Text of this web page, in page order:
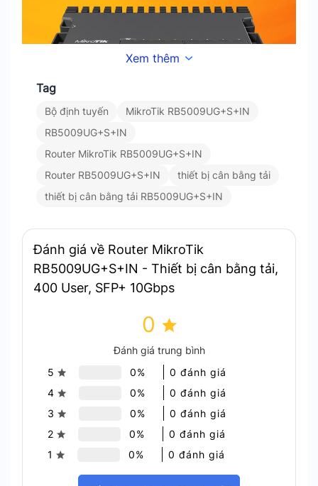
MikroTik RB5009UG+S+IN hỗ trợ port 2.5Gbps và SFP+
10Gbps
Hiệu năng mạnh mẽ với CPU Quad-core ARM
Bộ xử lý ARM Cortex-A7 với 4 nhân, tốc độ
ứng nhu cầu mạng phức tạp.
Hỗ trợ xử lý đồng thời nhiều tác vụ, đảm bảo
hiệu suất tối ưu cho các hệ thống mạng lớn.
Dung lượng RAM 1GB
Dung lượng RAM lớn giúp tăng khả năng xử
dịch vụ trên RouterOS v7.
Hệ điều hành RouterOS v7 hiện đại
RouterOS v7 cung cấp giao diện thân thiện,
dễ quản lý.
Hỗ trợ đầy đủ các tính năng: định tuyến
động, cân bằng tải, tường lửa, VPN, và nhiều
giao thức mạng khác.
Xem thêm
Tag
Bộ định tuyến
MikroTik RB5009UG+S+IN
RB5009UG+S+IN
Router MikroTik RB5009UG+S+IN
Router RB5009UG+S+IN
thiết bị cân bằng tải
thiết bị cân bằng tải RB5009UG+S+IN
Đánh giá về Router MikroTik
RB5009UG+S+IN - Thiết bị cân bằng tải,
400 User, SFP+ 10Gbps
0
Đánh giá trung bình
5
0%
0 đánh giá
4
0%
0 đánh giá
3
0%
0 đánh giá
2
0%
0 đánh giá
1
0% 0 đánh giá